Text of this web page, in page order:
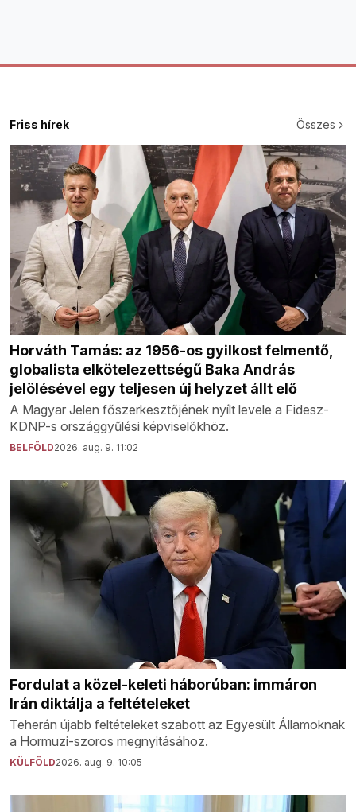
Friss hírek Összes
Horváth Tamás: az 1956-os gyilkost felmentő,
globalista elkötelezettségű Baka András
jelölésével egy teljesen új helyzet állt elő
A Magyar Jelen főszerkesztőjének nyílt levele a Fidesz-
KDNP-s országgyűlési képviselőkhöz.
BELFÖLD2026. aug. 9. 11:02
Fordulat a közel-keleti háborúban: immáron
Irán diktálja a feltételeket
Teherán újabb feltételeket szabott az Egyesült Államoknak
a Hormuzi-szoros megnyitásához.
KÜLFÖLD2026. aug. 9. 10:05